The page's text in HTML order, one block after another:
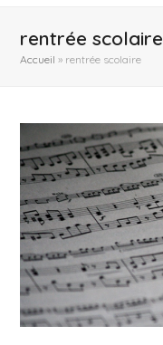
rentrée scolaire
Accueil » rentrée scolaire